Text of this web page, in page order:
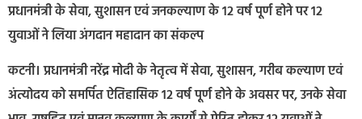
प्रधानमंत्री के सेवा, सुशासन एवं जनकल्याण के 12 वर्ष पूर्ण होने पर 12
युवाओं ने लिया अंगदान महादान का संकल्प
कटनी। प्रधानमंत्री नरेंद्र मोदी के नेतृत्व में सेवा, सुशासन, गरीब कल्याण एवं
अंत्योदय को समर्पित ऐतिहासिक 12 वर्ष पूर्ण होने के अवसर पर, उनके सेवा